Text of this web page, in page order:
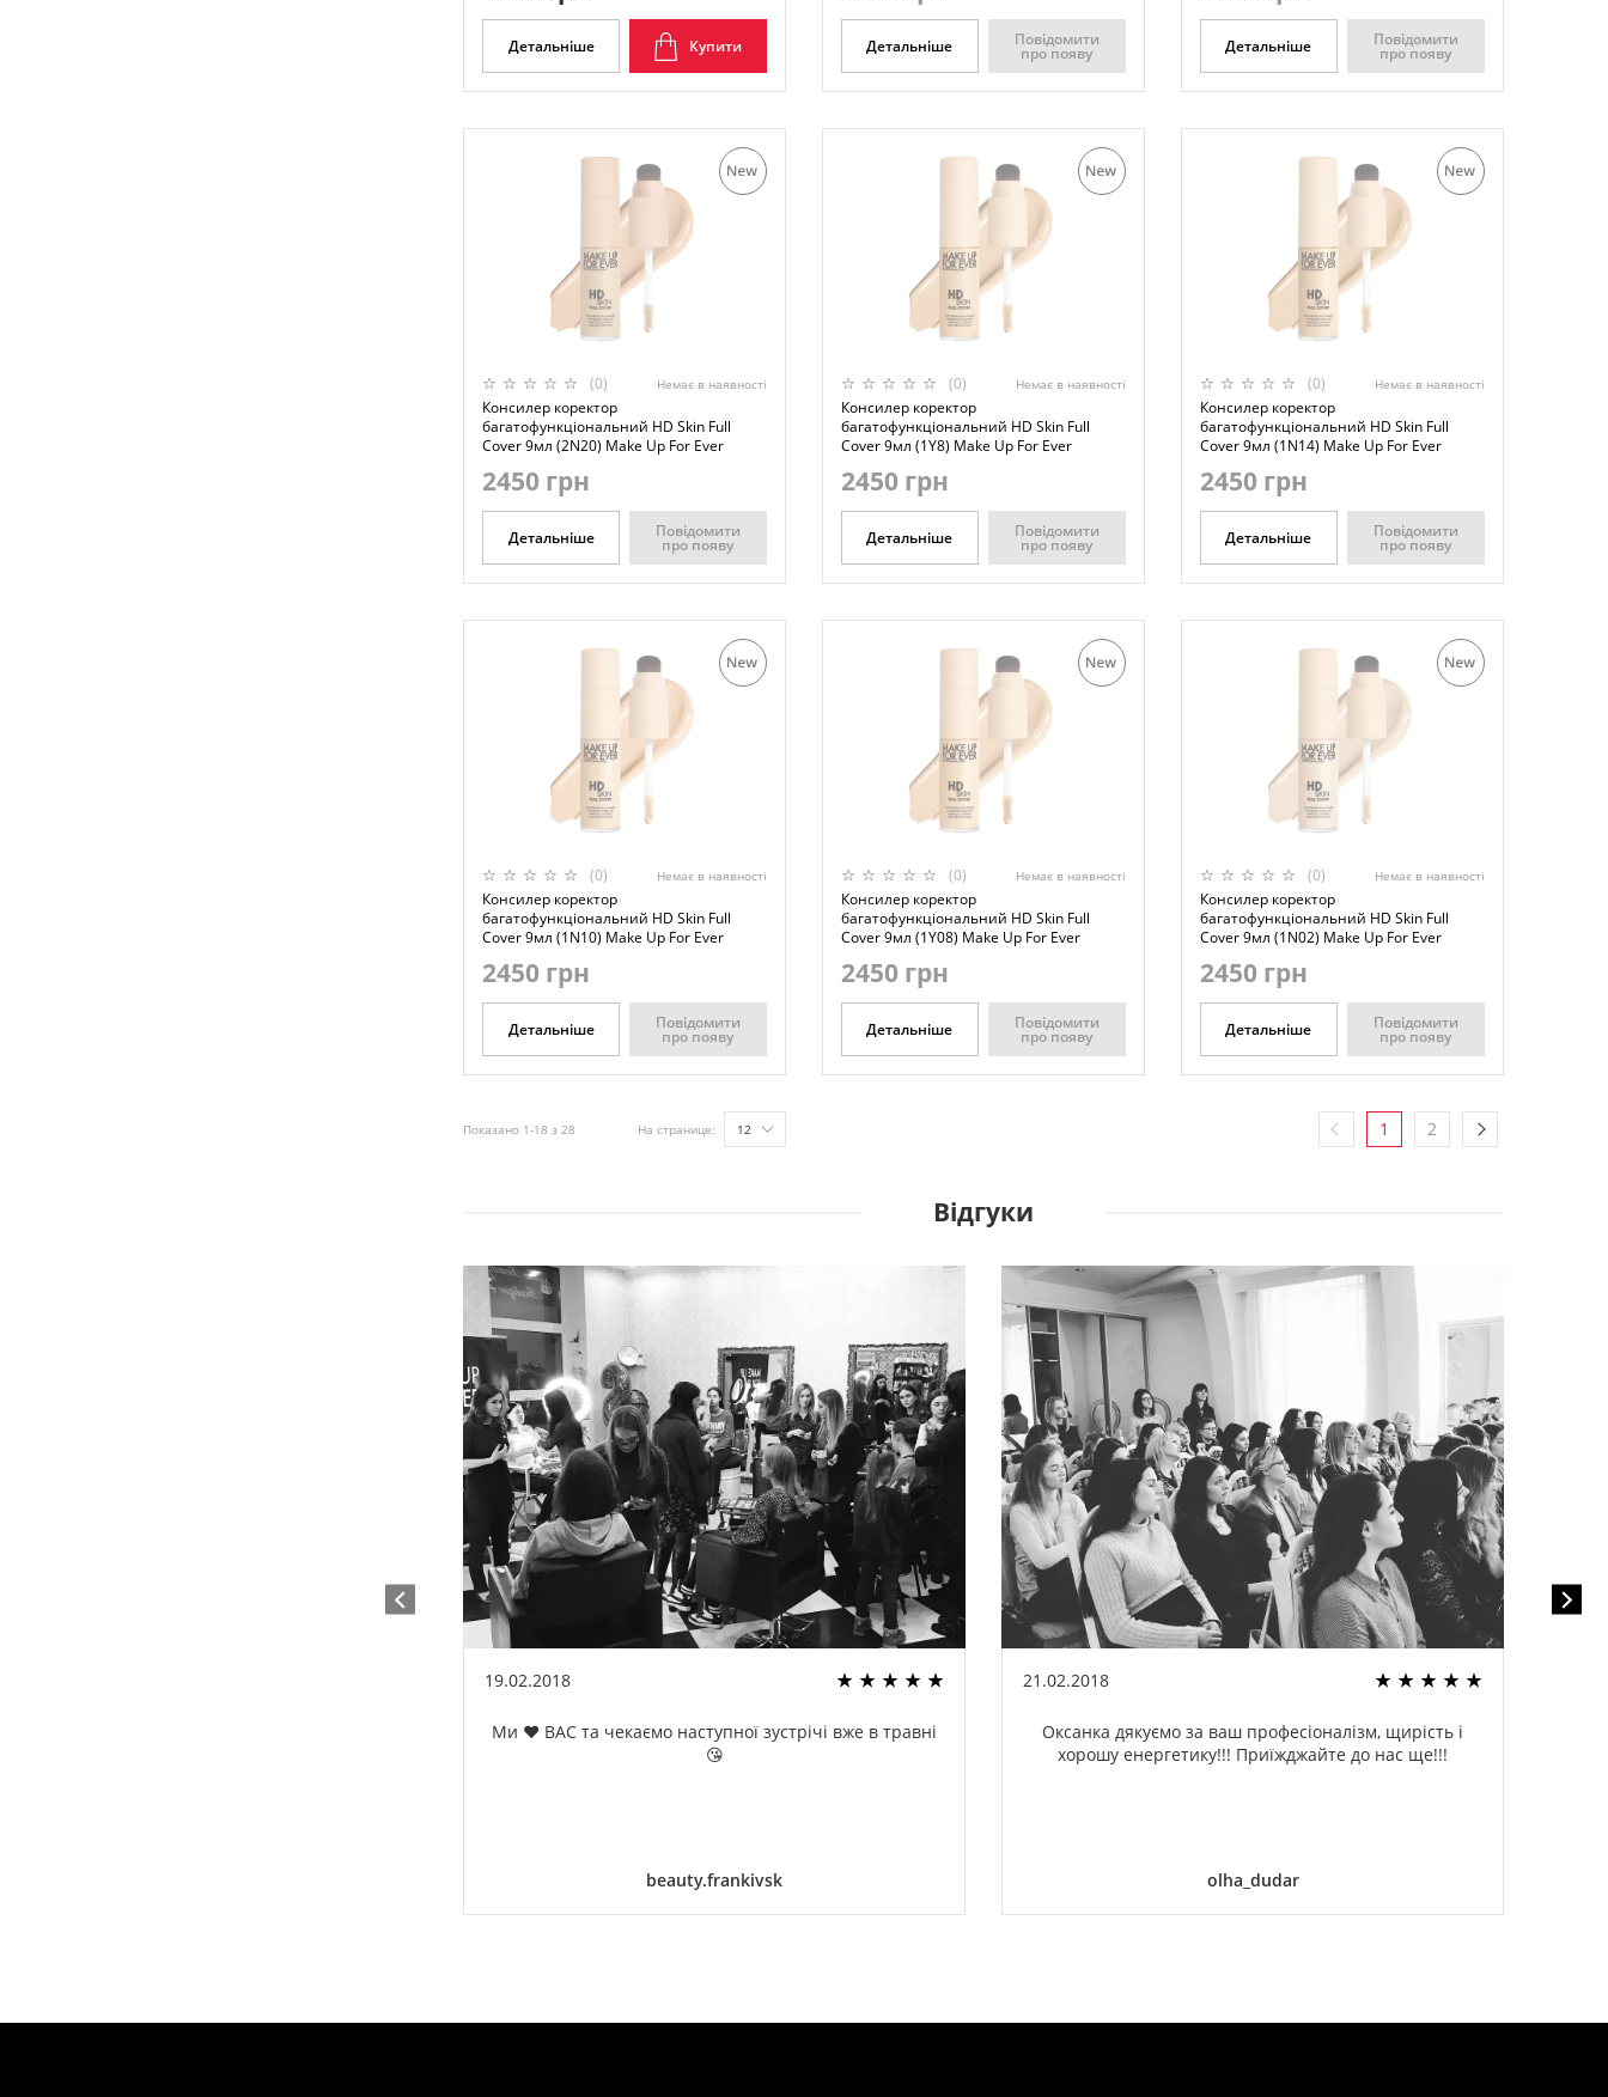
Детальніше Купити Детальніше Повідомити
про появу Детальніше Повідомити
про появу
(0) Немає в наявності
Консилер коректор
багатофункціональний HD Skin Full
Cover 9мл (2N20) Make Up For Ever
2450 грн
Детальніше Повідомити
про появу
(0) Немає в наявності
Консилер коректор
багатофункціональний HD Skin Full
Cover 9мл (1Y8) Make Up For Ever
2450 грн
Детальніше Повідомити
про появу
(0) Немає в наявності
Консилер коректор
багатофункціональний HD Skin Full
Cover 9мл (1N14) Make Up For Ever
2450 грн
Детальніше Повідомити
про появу
(0) Немає в наявності
Консилер коректор
багатофункціональний HD Skin Full
Cover 9мл (1N10) Make Up For Ever
2450 грн
Детальніше Повідомити
про появу
(0) Немає в наявності
Консилер коректор
багатофункціональний HD Skin Full
Cover 9мл (1Y08) Make Up For Ever
2450 грн
Детальніше Повідомити
про появу
(0) Немає в наявності
Консилер коректор
багатофункціональний HD Skin Full
Cover 9мл (1N02) Make Up For Ever
2450 грн
Детальніше Повідомити
про появу
Показано 1-18 з 28 На странице: 12 1 2
Відгуки
19.02.2018
Ми ❤️ ВАС та чекаємо наступної зустрічі вже в травні
😘
beauty.frankivsk
21.02.2018
Оксанка дякуємо за ваш професіоналізм, щирість і
хорошу енергетику!!! Приїжджайте до нас ще!!!
olha_dudar